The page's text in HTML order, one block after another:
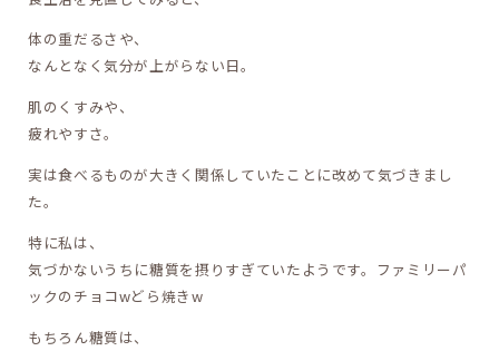
体の重だるさや、
なんとなく気分が上がらない日。
肌のくすみや、
疲れやすさ。
実は食べるものが大きく関係していたことに改めて気づきまし
た。
特に私は、
気づかないうちに糖質を摂りすぎていたようです。ファミリーパ
ックのチョコwどら焼きw
もちろん糖質は、